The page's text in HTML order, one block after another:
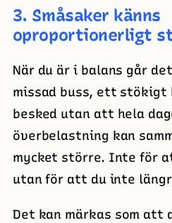
3. Småsaker känns
oproportionerligt
När du är i balans går
missad buss, ett
besked utan att hela
överbelastning kan
mycket större. Inte för
utan för att du inte
Det kan märkas som att